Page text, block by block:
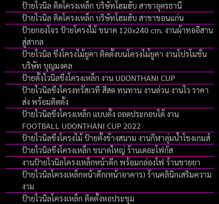
ป้ายไวนิล ติดโครงเหล็ก บริษัทโฮมฮับ สาขาอุดรธานี
ป้ายไวนิล ติดโครงเหล็ก บริษัทโฮมฮับ สาขาขอนแก่น
ป้ายกองโจร ป้ายโครงไม้ ขนาด 120x240 cm. งานผ้าทออีสาน
สู่สากล
ป้ายไวนิล ขึงโครงไม้ยูคา ติดตั้งบนโครงไม่้ยูคา งานโปรโมชั่น
บริษัท บุญมงคล
ป้ายตั้งไวนิลขึงโครงเหล็ก งาน UDONTHANI CUP
ป้ายไวนิลขึงโครงทรัสเวที สีสด ทนทาน งานด่วน งานไว ราคา
ส่ง พร้อมติดตั้ง
ป้ายไวนิลขึงโครงเหล็ก แบบตั้ง ถอดประกอบได้ งาน
FOOTBALL UDONTHANI CUP 2022
ป้ายไวนิลขึงโครงไม้ ป้ายตั้งข้างสนาม งานกีฬาลุ่มน้ำโขงเกมส์
ป้ายไวนิลขึงโครงเหล็ก ขนาดใหญ่ ร้านเดอะโฟกัส
งานป้ายไวนิลโครงเหล็กหน้าตึก พร้อมกล่องไฟ ร้านขายยา
ป้ายไวนิลโครงเหล็กหน้าตึก(หน้าอาคาร) ร้านคลินิกเสริมความ
งาม
ป้ายไวนิลโครงเหล็ก ติดตั้งหอประชุม